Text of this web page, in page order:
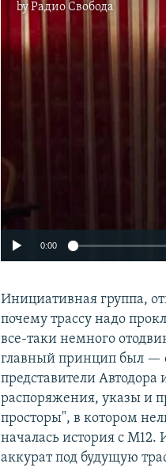
byРадио Свобода
Auto
0:00
Инициативная группа,
почему трассу надо
все-таки немного
главный принцип был —
представители
распоряжения, указы и
просторы", в котором
началась история с М12.
аккурат под будущую